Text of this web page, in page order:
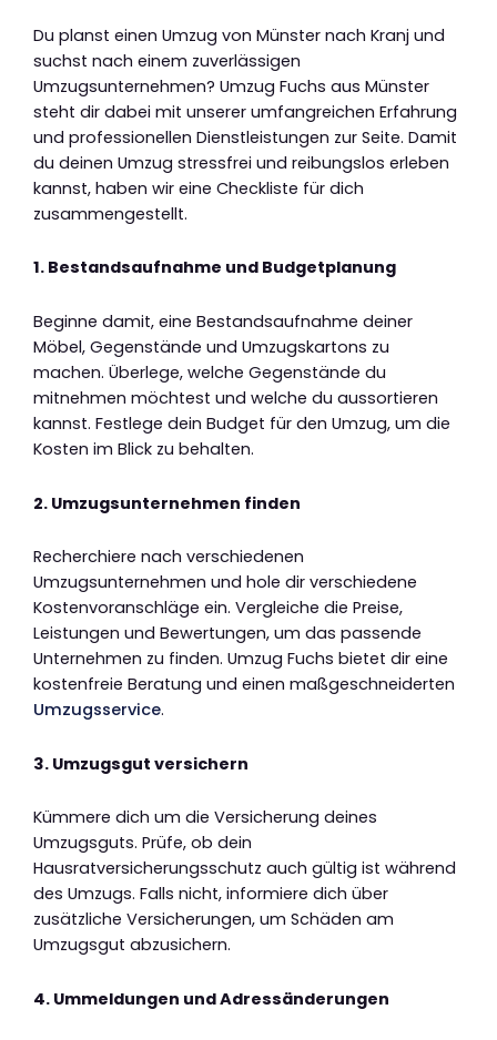
Du planst einen Umzug von Münster nach Kranj und
suchst nach einem zuverlässigen
Umzugsunternehmen? Umzug Fuchs aus Münster
steht dir dabei mit unserer umfangreichen Erfahrung
und professionellen Dienstleistungen zur Seite. Damit
du deinen Umzug stressfrei und reibungslos erleben
kannst, haben wir eine Checkliste für dich
zusammengestellt.
1. Bestandsaufnahme und Budgetplanung
Beginne damit, eine Bestandsaufnahme deiner
Möbel, Gegenstände und Umzugskartons zu
machen. Überlege, welche Gegenstände du
mitnehmen möchtest und welche du aussortieren
kannst. Festlege dein Budget für den Umzug, um die
Kosten im Blick zu behalten.
2. Umzugsunternehmen finden
Recherchiere nach verschiedenen
Umzugsunternehmen und hole dir verschiedene
Kostenvoranschläge ein. Vergleiche die Preise,
Leistungen und Bewertungen, um das passende
Unternehmen zu finden. Umzug Fuchs bietet dir eine
kostenfreie Beratung und einen maßgeschneiderten
Umzugsservice.
3. Umzugsgut versichern
Kümmere dich um die Versicherung deines
Umzugsguts. Prüfe, ob dein
Hausratversicherungsschutz auch gültig ist während
des Umzugs. Falls nicht, informiere dich über
zusätzliche Versicherungen, um Schäden am
Umzugsgut abzusichern.
4. Ummeldungen und Adressänderungen